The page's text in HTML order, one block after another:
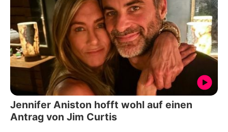
Jennifer Aniston hofft wohl auf einen
Antrag von Jim Curtis